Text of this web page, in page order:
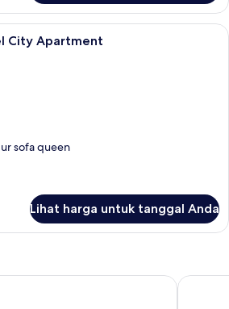
Dependance not hotel City
City Apartment
sofa queen
Lihat harga untuk tanggal Anda
Grand Hotel Palazzo